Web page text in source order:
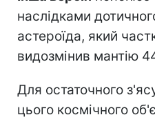
наслідками
астероїда, який
видозмінив мантію
Для остаточного
цього космічного